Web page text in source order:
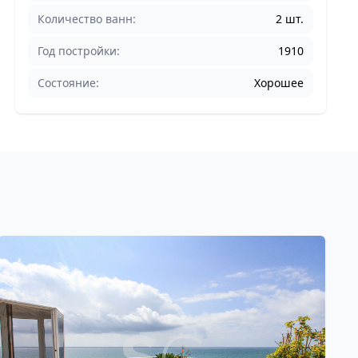
Количество ванн: 2 шт.
Год постройки: 1910
Состояние: Хорошее